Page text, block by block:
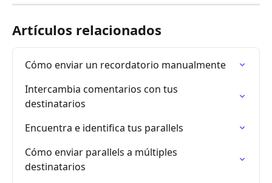
Artículos relacionados
Cómo enviar un recordatorio manualmente
Intercambia comentarios con tus
destinatarios
Encuentra e identifica tus parallels
Cómo enviar parallels a múltiples
destinatarios